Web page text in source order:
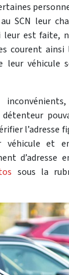
SCN leur
est faite,
courent
leur véhicule
détenteur
l’adresse
et
sous la